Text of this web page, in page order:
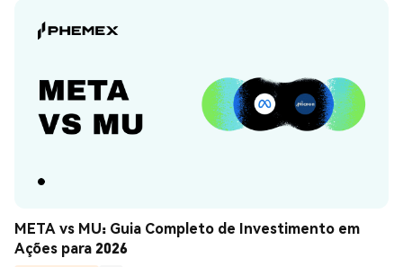
META vs MU: Guia Completo de Investimento em
Ações para 2026